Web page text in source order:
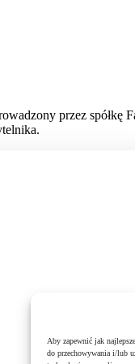
Aby zapewnić jak
do przechowywania i/lub
przez spółkę